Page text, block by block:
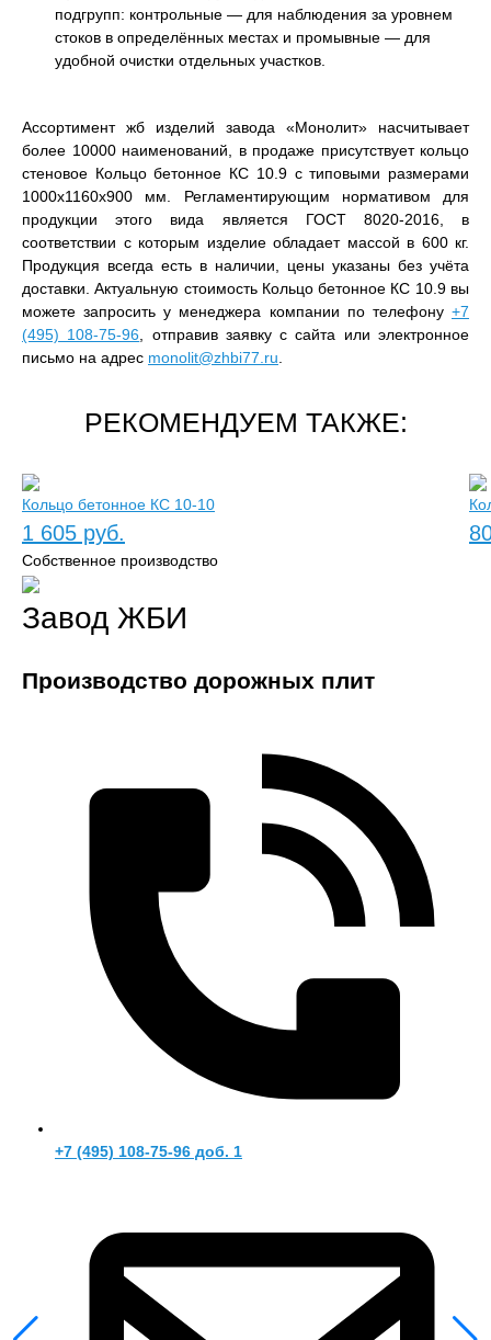
подгрупп: контрольные — для наблюдения за уровнем
стоков в определённых местах и промывные — для
удобной очистки отдельных участков.
Ассортимент жб изделий завода «Монолит» насчитывает
более 10000 наименований, в продаже присутствует кольцо
стеновое Кольцо бетонное КС 10.9 с типовыми размерами
1000x1160x900 мм. Регламентирующим нормативом для
продукции этого вида является ГОСТ 8020-2016, в
соответствии с которым изделие обладает массой в 600 кг.
Продукция всегда есть в наличии, цены указаны без учёта
доставки. Актуальную стоимость Кольцо бетонное КС 10.9 вы
можете запросить у менеджера компании по телефону +7
(495) 108-75-96 , отправив заявку с сайта или электронное
письмо на адрес monolit@zhbi77.ru
РЕКОМЕНДУЕМ ТАКЖЕ:
Кольцо бетонное КС 10-10
1 605 руб.
Собственное производство
Завод ЖБИ
Производство дорожных плит
+7 (495) 108-75-96 доб. 1